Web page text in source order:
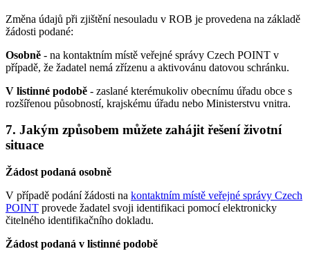
Změna údajů při zjištění nesouladu v ROB je provedena na základě
žádosti podané:
Osobně - na kontaktním místě veřejné správy Czech POINT v
případě, že žadatel nemá zřízenu a aktivovánu datovou schránku.
V listinné podobě - zaslané kterémukoliv obecnímu úřadu obce s
rozšířenou působností, krajskému úřadu nebo Ministerstvu vnitra.
7. Jakým způsobem můžete zahájit řešení životní
situace
Žádost podaná osobně
V případě podání žádosti na kontaktním místě veřejné správy Czech
POINT provede žadatel svoji identifikaci pomocí elektronicky
čitelného identifikačního dokladu.
Žádost podaná v listinné podobě